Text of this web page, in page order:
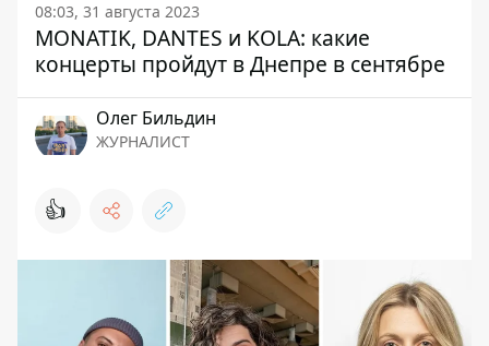
08:03, 31 августа 2023
MONATIK, DANTES и KOLA: какие
концерты пройдут в Днепре в сентябре
Олег Бильдин
ЖУРНАЛИСТ
👍